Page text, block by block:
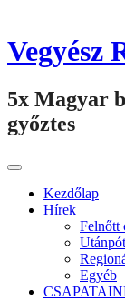
Vegyész
5x Magyar
győztes
Kezdőlap
Hírek
Felnőtt
Egyéb